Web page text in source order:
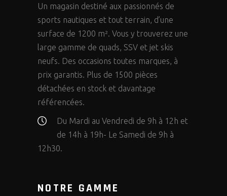
Un magasin destiné aux passionnés de
sports nautiques et tout terrain, d’une
surface de 1200 m². Vous y trouverez une
large gamme de quads, SSV et jet skis
neufs. Des occasions toutes marques, à
prix garantis. Plus de 1500 pièces
détachées en stock et davantage
référencées.
Du Mardi au Vendredi de 9h à 12h et
de 14h à 19h- Le Samedi de 9h à
12h30.
NOTRE GAMME